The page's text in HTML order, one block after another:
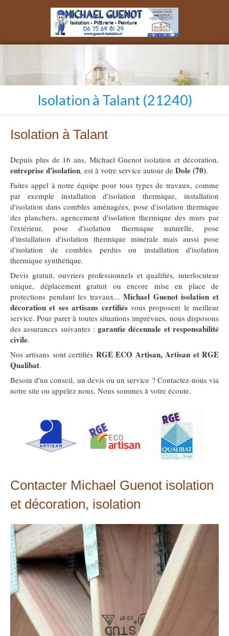
Isolation à Talant (21240)
Isolation à Talant
Depuis plus de 16 ans, Michael Guenot isolation et décoration,
entreprise d'isolation, est à votre service autour de Dole (70).
Faites appel à notre équipe pour tous types de travaux, comme
par exemple installation d'isolation thermique, installation
d'isolation dans combles aménagées, pose d'isolation thermique
des planchers, agencement d'isolation thermique des murs par
l'extérieur, pose d'isolation thermique naturelle, pose
d'installation d'isolation thermique minérale mais aussi pose
d'isolation de combles perdus ou installation d'isolation
thermique synthétique.
Devis gratuit, ouvriers professionnels et qualifiés, interlocuteur
unique, déplacement gratuit ou encore mise en place de
protections pendant les travaux...Michael Guenot isolation et
décoration et ses artisans certifiésvous proposent le meilleur
service. Pour parer à toutes situations imprévues, nous disposons
des assurances suivantes :garantie décennale et responsabilité
civile.
Nos artisans sont certifiés RGE ECO Artisan, Artisan et RGE
Qualibat.
Besoin d'un conseil, un devis ou un service ? Contactez-nous via
notre site ou appelez nous. Nous sommes à votre écoute.
Contacter Michael Guenot isolation
et décoration, isolation